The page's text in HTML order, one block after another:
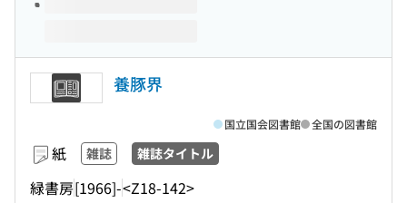
養豚界
紙 雑誌 雑誌タイトル
緑書房[1966]-<Z18-142>
国立国会図書館 全国の図書館